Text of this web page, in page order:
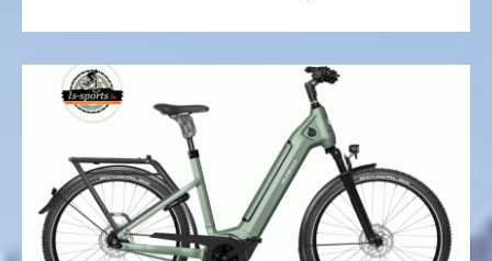
Vélos
tandem
Vélos
couchés
3
roues